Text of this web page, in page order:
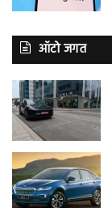
ऑटो जगत